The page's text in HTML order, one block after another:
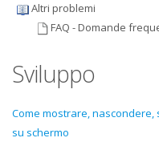
Altri problemi
FAQ - Domande
Sviluppo
Come mostrare,
su schermo